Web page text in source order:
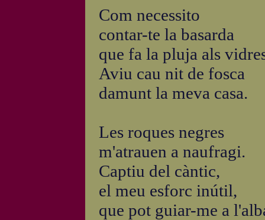
Com necessito
contar-te la basarda
que fa la pluja als
Aviu cau nit de fosca
damunt la meva casa.
Les roques negres
m'atrauen a naufragi.
Captiu del càntic,
el meu esforc inútil,
que pot guiar-me a